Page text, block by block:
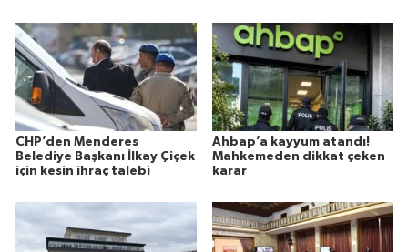
CHP’den Menderes
Belediye Başkanı İlkay Çiçek
için kesin ihraç talebi
Ahbap’a kayyum atandı!
Mahkemeden dikkat çeken
karar